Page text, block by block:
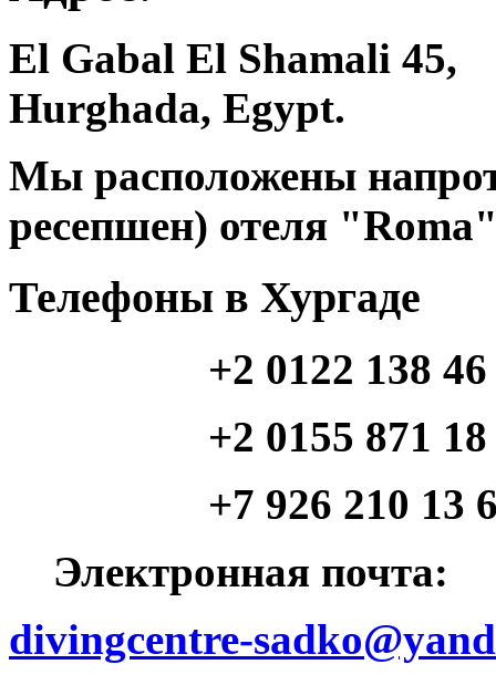
El Gabal El Shamali 45,
Hurghada, Egypt.
Мы расположены
ресепшен) отеля
Телефоны в Хургаде
+2 0122 138
+2 0155 871 18 46
+7 926 210 13 64
Электронная почта:
divingcentre-